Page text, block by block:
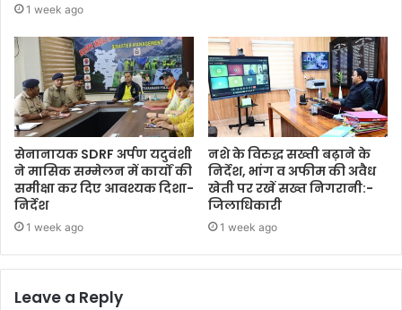
1 week ago
सेनानायक SDRF अर्पण यदुवंशी
ने मासिक सम्मेलन में कार्यों की
समीक्षा कर दिए आवश्यक दिशा-
निर्देश
1 week ago
नशे के विरुद्ध सख्ती बढ़ाने के
निर्देश, भांग व अफीम की अवैध
खेती पर रखें सख्त निगरानी:-
जिलाधिकारी
1 week ago
Leave a Reply